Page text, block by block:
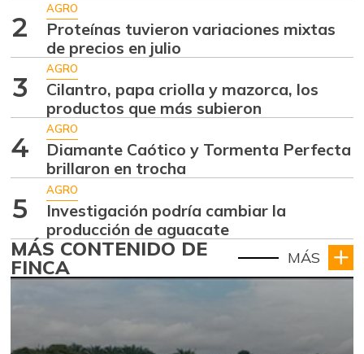
2
AGRO
Proteínas tuvieron variaciones mixtas
de precios en julio
3
AGRO
Cilantro, papa criolla y mazorca, los
productos que más subieron
4
AGRO
Diamante Caótico y Tormenta Perfecta
brillaron en trocha
5
AGRO
Investigación podría cambiar la
producción de aguacate
MÁS CONTENIDO DE
FINCA MÁS